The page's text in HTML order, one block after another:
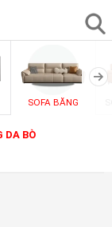
SOFA BĂNG
DA BÒ